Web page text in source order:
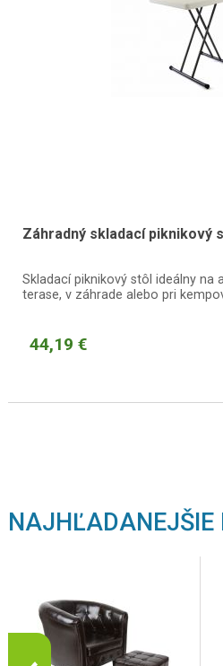
Záhradný skladací piknikový
Skladací piknikový stôl ideálny na
terase, v záhrade alebo pri
44,19 €
NAJHĽADANEJŠIE